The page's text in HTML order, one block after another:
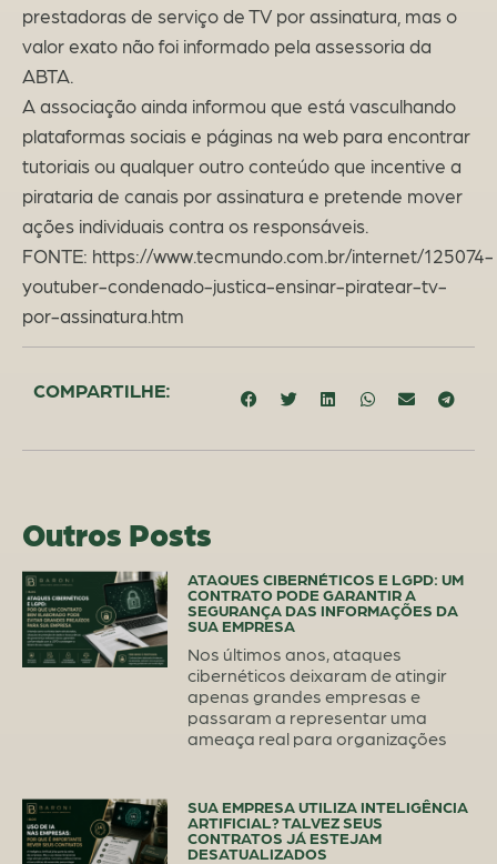
prestadoras de serviço de TV por assinatura, mas o
valor exato não foi informado pela assessoria da
ABTA.
A associação ainda informou que está vasculhando
plataformas sociais e páginas na web para encontrar
tutoriais ou qualquer outro conteúdo que incentive a
pirataria de canais por assinatura e pretende mover
ações individuais contra os responsáveis.
FONTE: https://www.tecmundo.com.br/internet/125074-
youtuber-condenado-justica-ensinar-piratear-tv-
por-assinatura.htm
COMPARTILHE:
Outros Posts
ATAQUES CIBERNÉTICOS E LGPD: UM
CONTRATO PODE GARANTIR A
SEGURANÇA DAS INFORMAÇÕES DA
SUA EMPRESA
Nos últimos anos, ataques
cibernéticos deixaram de atingir
apenas grandes empresas e
passaram a representar uma
ameaça real para organizações
SUA EMPRESA UTILIZA INTELIGÊNCIA
ARTIFICIAL? TALVEZ SEUS
CONTRATOS JÁ ESTEJAM
DESATUALIZADOS